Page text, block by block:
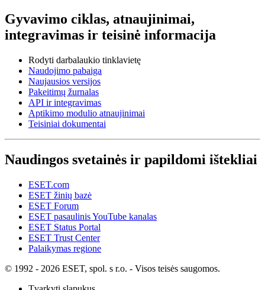
Gyvavimo ciklas, atnaujinimai,
integravimas ir teisinė informacija
Rodyti darbalaukio tinklavietę
Naudojimo pabaiga
Naujausios versijos
Pakeitimų žurnalas
API ir integravimas
Aptikimo modulio atnaujinimai
Teisiniai dokumentai
Naudingos svetainės ir papildomi ištekliai
ESET.com
ESET žinių bazė
ESET Forum
ESET pasaulinis YouTube kanalas
ESET Status Portal
ESET Trust Center
Palaikymas regione
© 1992 - 2026 ESET, spol. s r.o. - Visos teisės saugomos.